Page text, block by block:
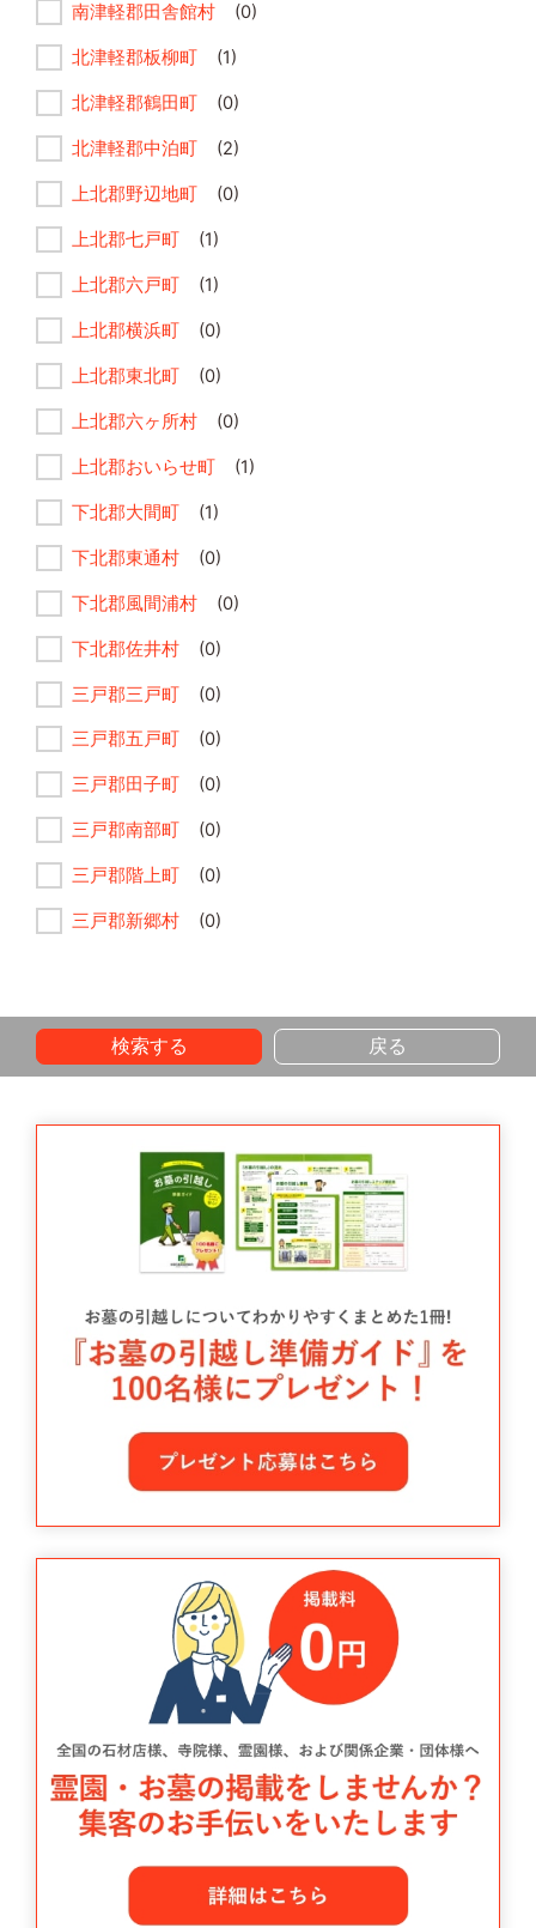
南津軽郡田舎館村 (0)
北津軽郡板柳町 (1)
北津軽郡鶴田町 (0)
北津軽郡中泊町 (2)
上北郡野辺地町 (0)
上北郡七戸町 (1)
上北郡六戸町 (1)
上北郡横浜町 (0)
上北郡東北町 (0)
上北郡六ヶ所村 (0)
上北郡おいらせ町 (1)
下北郡大間町 (1)
下北郡東通村 (0)
下北郡風間浦村 (0)
下北郡佐井村 (0)
三戸郡三戸町 (0)
三戸郡五戸町 (0)
三戸郡田子町 (0)
三戸郡南部町 (0)
三戸郡階上町 (0)
三戸郡新郷村 (0)
検索する 戻る